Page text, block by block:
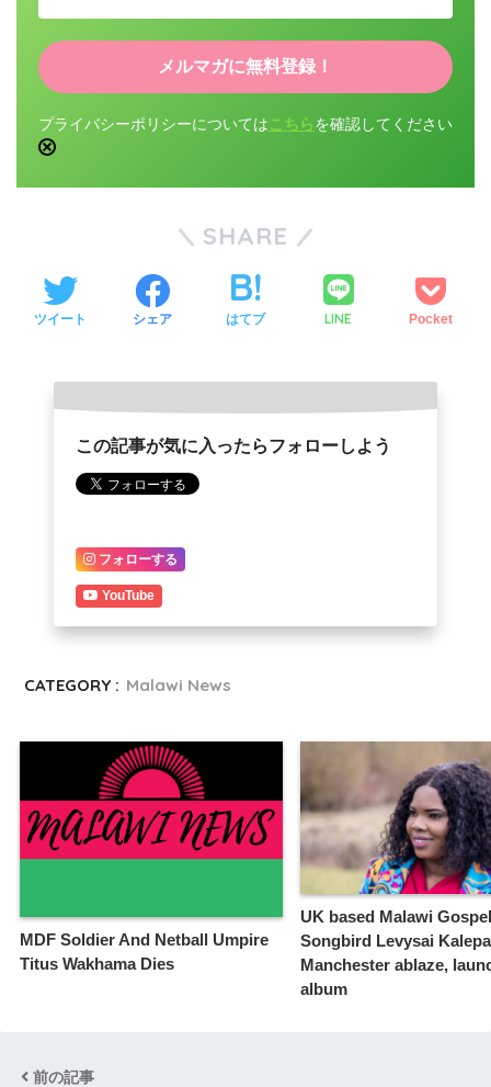
プライバシーポリシーについては こちら を確認してください
SHARE
ツイート シェア はてブ LINE Pocket
この記事が気に入ったらフォローしよう
フォローする
YouTube
CATEGORY : Malawi News
MDF Soldier And Netball Umpire
Titus Wakhama Dies
UK based Malawi Gospel
Songbird Levysai
Manchester ablaze,
album
前の記事